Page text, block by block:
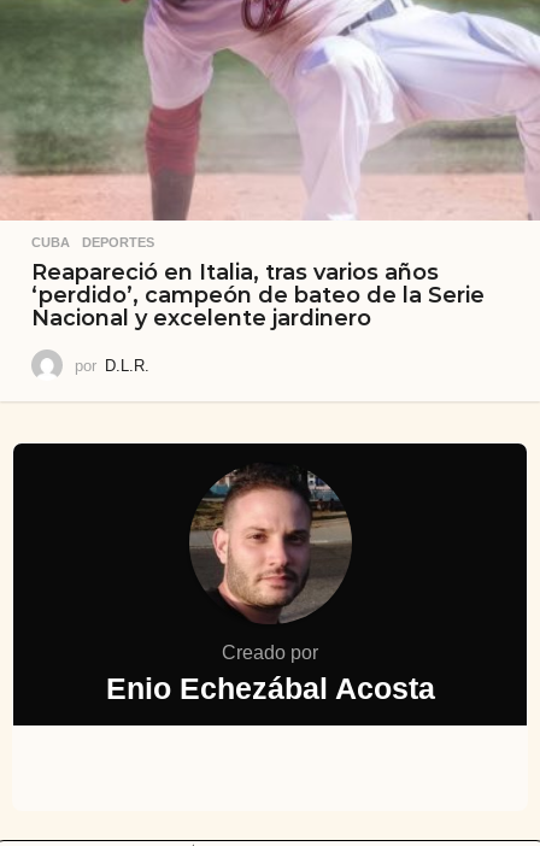
CUBA ,DEPORTES
Reapareció en Italia, tras varios años
‘perdido’, campeón de bateo de la Serie
Nacional y excelente jardinero
por D.L.R.
Creado por
Enio Echezábal Acosta